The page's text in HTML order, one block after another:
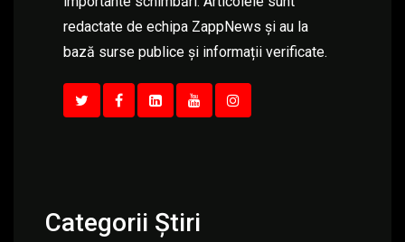
redactate de echipa ZappNews și au la
bază surse publice și informații verificate.
Categorii Știri